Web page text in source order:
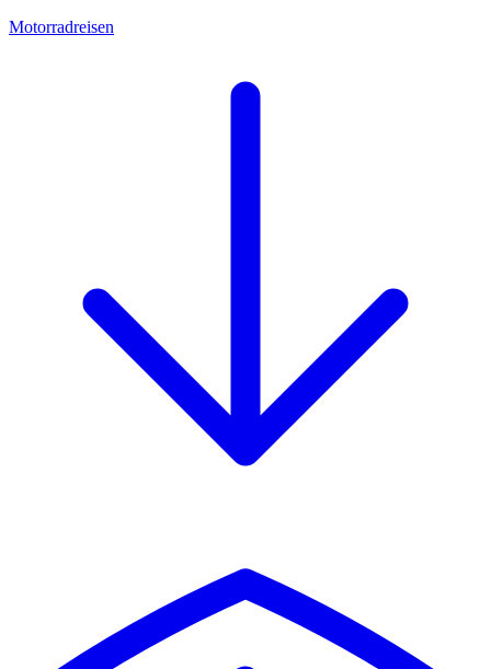
Motorradreisen